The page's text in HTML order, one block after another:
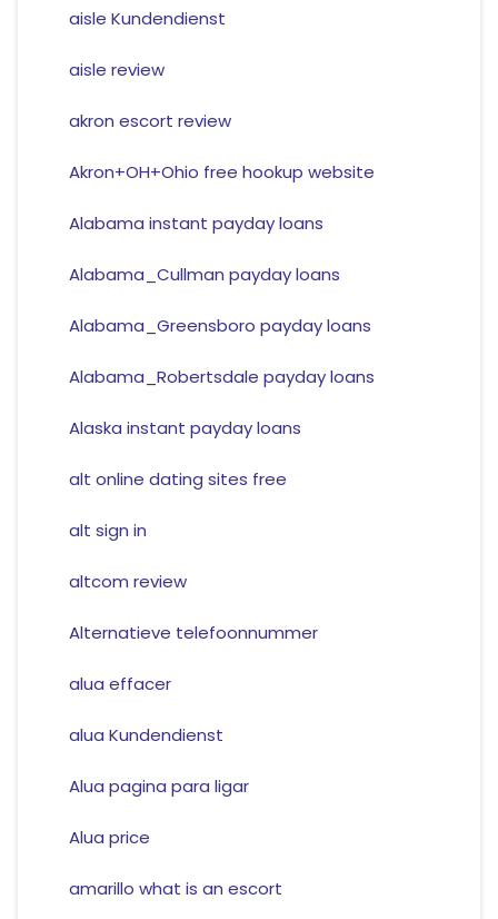
aisle Kundendienst
aisle review
akron escort review
Akron+OH+Ohio free hookup website
Alabama instant payday loans
Alabama_Cullman payday loans
Alabama_Greensboro payday loans
Alabama_Robertsdale payday loans
Alaska instant payday loans
alt online dating sites free
alt sign in
altcom review
Alternatieve telefoonnummer
alua effacer
alua Kundendienst
Alua pagina para ligar
Alua price
amarillo what is an escort